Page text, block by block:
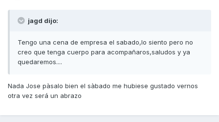
jagd dijo:
Tengo una cena de empresa el sabado,lo siento pero no
creo que tenga cuerpo para acompañaros,saludos y ya
quedaremos....
Nada Jose pàsalo bien el sàbado me hubiese gustado vernos
otra vez será un abrazo